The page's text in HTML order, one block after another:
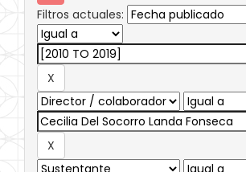
Filtros actuales: